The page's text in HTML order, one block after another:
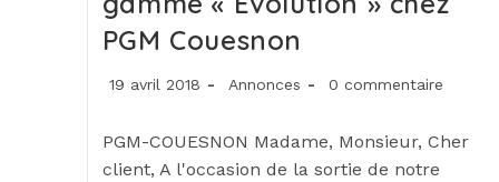
PGM Couesnon
Publication
19 avril 2018
Post
Annonces
Commentaires
publication :
0 commentaire
PGM-COUESNON Madame, Monsieur, Cher
client, A l'occasion de la sortie de notre